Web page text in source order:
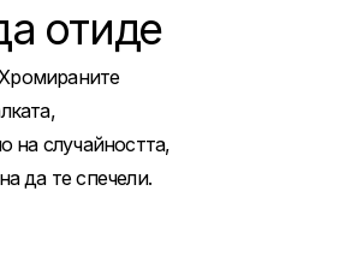
отиде
на случайността,
да те спечели.